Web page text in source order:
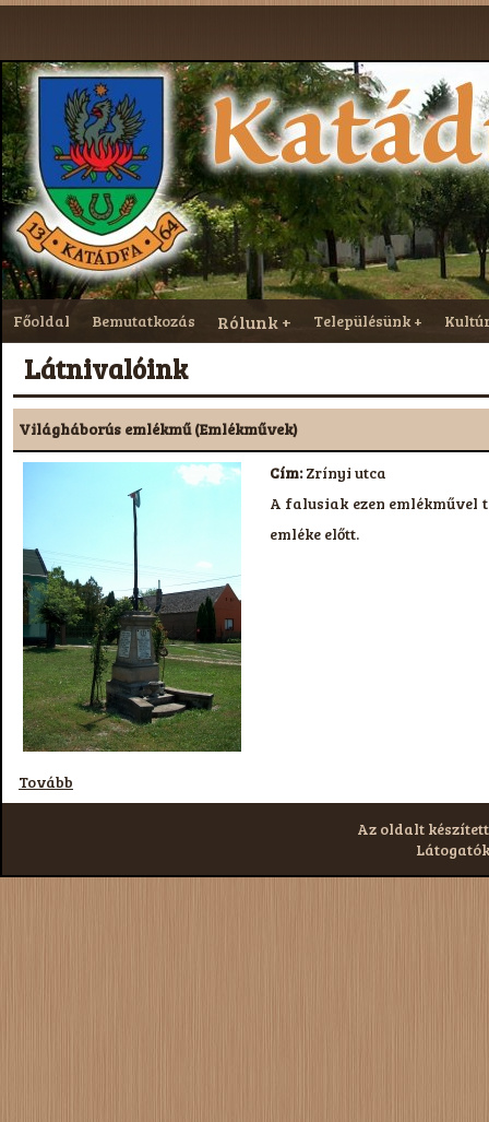
Főoldal Bemutatkozás Rólunk Településünk
Látnivalóink
Világháborús emlékmű (Emlékművek)
Cím:Zrínyi utca
A falusiak ezen emlékművel
emléke előtt.
Tovább
Az oldalt